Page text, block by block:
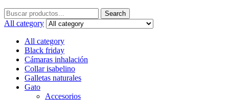
Search
for:
Search
All category
All category
Black friday
Cámaras inhalación
Collar isabelino
Galletas naturales
Gato
Accesorios